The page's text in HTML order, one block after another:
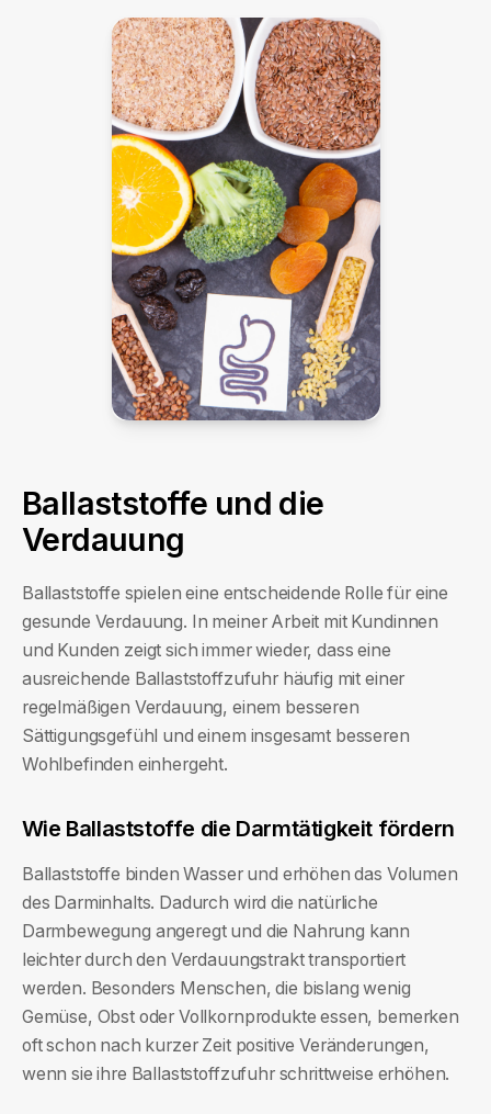
Ballaststoffe und die
Verdauung
Ballaststoffe spielen eine entscheidende Rolle für eine
gesunde Verdauung. In meiner Arbeit mit Kundinnen
und Kunden zeigt sich immer wieder, dass eine
ausreichende Ballaststoffzufuhr häufig mit einer
regelmäßigen Verdauung, einem besseren
Sättigungsgefühl und einem insgesamt besseren
Wohlbefinden einhergeht.
Wie Ballaststoffe die Darmtätigkeit fördern
Ballaststoffe binden Wasser und erhöhen das Volumen
des Darminhalts. Dadurch wird die natürliche
Darmbewegung angeregt und die Nahrung kann
leichter durch den Verdauungstrakt transportiert
werden. Besonders Menschen, die bislang wenig
Gemüse, Obst oder Vollkornprodukte essen, bemerken
oft schon nach kurzer Zeit positive Veränderungen,
wenn sie ihre Ballaststoffzufuhr schrittweise erhöhen.